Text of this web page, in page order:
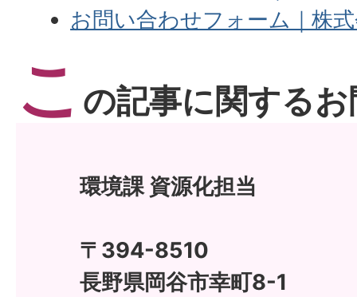
お問い合わせフォーム｜株
こ の記事に関する
環境課 資源化担当
〒394-8510
長野県岡谷市幸町8-1